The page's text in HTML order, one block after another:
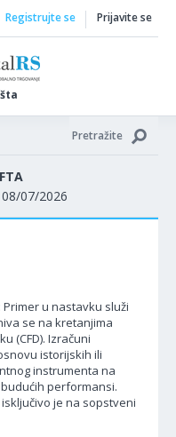
Registrujte se Prijavite se
Pretražite
07/2026
u nastavku služi
se na kretanjima
(CFD). Izračuni
istorijskih ili
instrumenta na
performansi.
je na sopstveni